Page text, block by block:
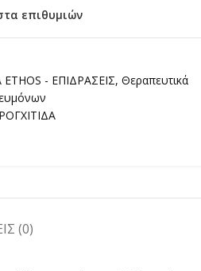
επιθυμιών
- ΕΠΙΔΡΑΣΕΙΣ, Θεραπευτικά
(0)